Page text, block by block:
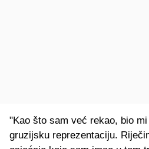
"Kao što sam već rekao, bio
gruzijsku reprezentaciju.